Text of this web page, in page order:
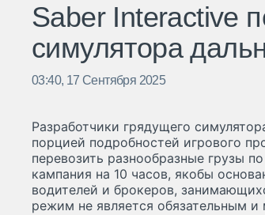
Saber Interactive
симулятора
03:40, 17 Сентября 2025
Разработчики грядущего
порцией подробностей игрового
перевозить разнообразные грузы
кампания на 10 часов, якобы
водителей и брокеров,
режим не является обязательным